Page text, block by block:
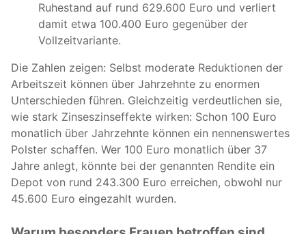
Ruhestand auf rund 629.600 Euro und verliert
damit etwa 100.400 Euro gegenüber der
Vollzeitvariante.
Die Zahlen zeigen: Selbst moderate Reduktionen der
Arbeitszeit können über Jahrzehnte zu enormen
Unterschieden führen. Gleichzeitig verdeutlichen sie,
wie stark Zinseszinseffekte wirken: Schon 100 Euro
monatlich über Jahrzehnte können ein nennenswertes
Polster schaffen. Wer 100 Euro monatlich über 37
Jahre anlegt, könnte bei der genannten Rendite ein
Depot von rund 243.300 Euro erreichen, obwohl nur
45.600 Euro eingezahlt wurden.